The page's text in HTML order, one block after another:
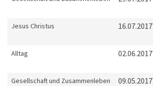
Jesus Christus 16.07.2017
Alltag 02.06.2017
Gesellschaft und Zusammenleben 09.05.2017